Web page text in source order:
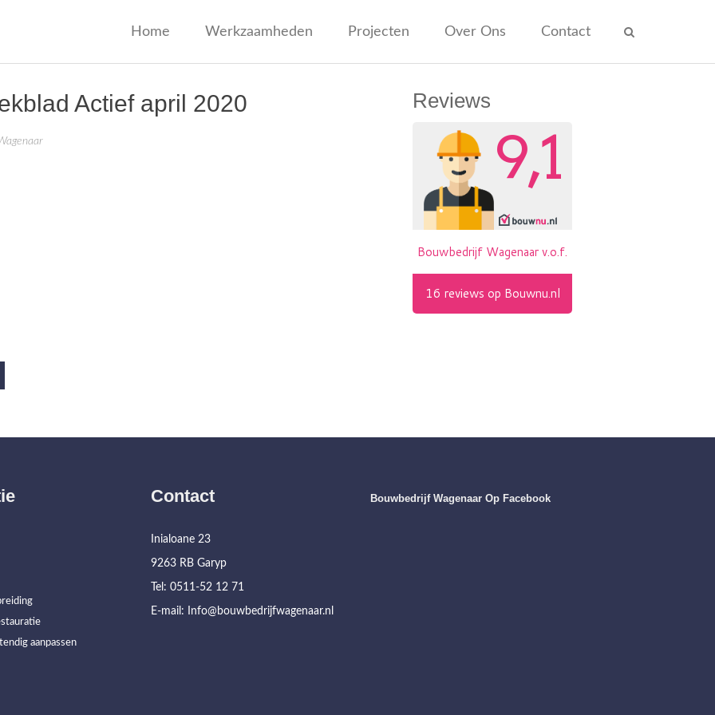
Wagenaar Home Werkzaamheden Projecten Over Ons Contact
Actief april 2020 Reviews
aanpassen
Contact
Inialoane 23
9263 RB Garyp
Tel: 0511-52 12 71
E-mail: Info@bouwbedrijfwagenaar.nl
Bouwbedrijf Wagenaar Op Facebook